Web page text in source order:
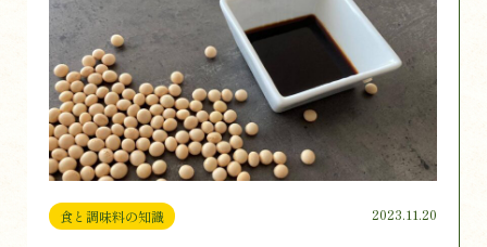
食と調味料の知識 2023.11.20